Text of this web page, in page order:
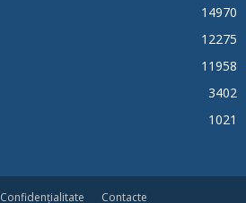
14970
12275
11958
3402
1021
Confidențialitate Contacte